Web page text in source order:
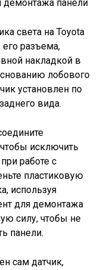
света на Toyota
разъема,
накладкой в
лобового
установлен по
вида.
исключить
работе с
пластиковую
используя
для демонтажа
силу, чтобы не
панели.
сам датчик,